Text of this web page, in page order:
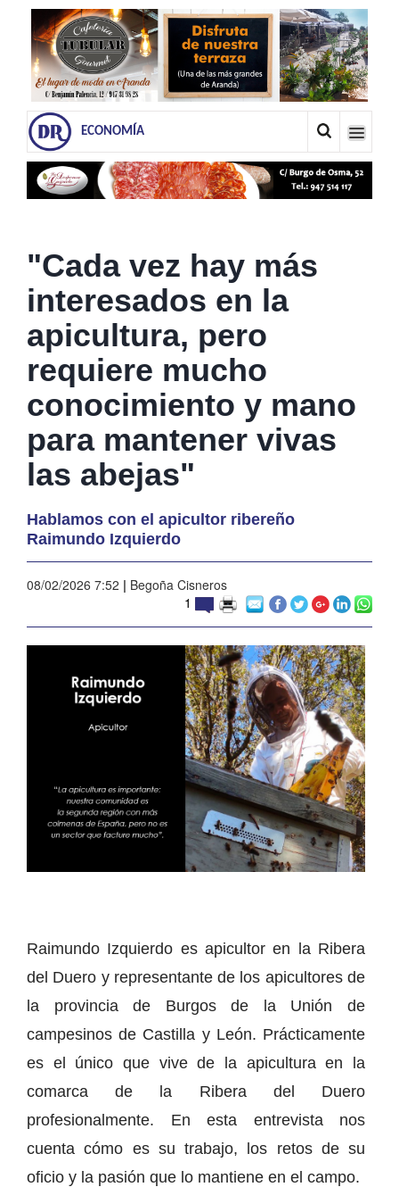
ECONOMÍA
"Cada vez hay más
interesados en la
apicultura, pero
requiere mucho
conocimiento y mano
para mantener vivas
las abejas"
Hablamos con el apicultor ribereño
Raimundo Izquierdo
08/02/2026 7:52 | Begoña Cisneros
1
Raimundo Izquierdo es apicultor en la Ribera
del Duero y representante de los apicultores de
la provincia de Burgos de la Unión de
campesinos de Castilla y León. Prácticamente
es el único que vive de la apicultura en la
comarca de la Ribera del Duero
profesionalmente. En esta entrevista nos
cuenta cómo es su trabajo, los retos de su
oficio y la pasión que lo mantiene en el campo.